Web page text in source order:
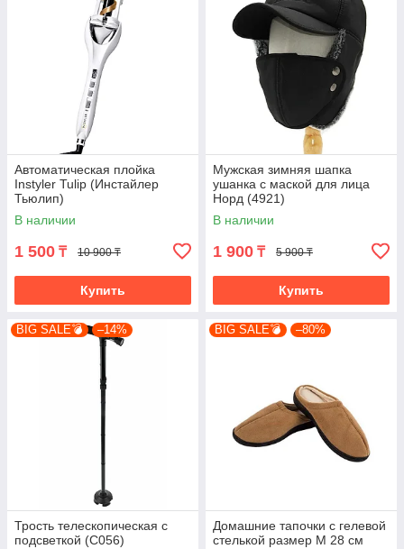
Автоматическая плойка
Instyler Tulip (Инстайлер
Тьюлип)
В наличии
1 500 ₸ 10 900 ₸
Купить
Мужская зимняя шапка
ушанка с маской для лица
Норд (4921)
В наличии
1 900 ₸ 5 900 ₸
Купить
BIG SALE💣 –14%
Трость телескопическая с
подсветкой (C056)
BIG SALE💣 –80%
Домашние тапочки с гелевой
стелькой размер M 28 см